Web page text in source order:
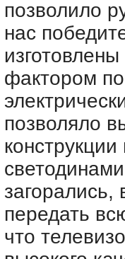
позволило
нас
фактором
позволяло
передать
что